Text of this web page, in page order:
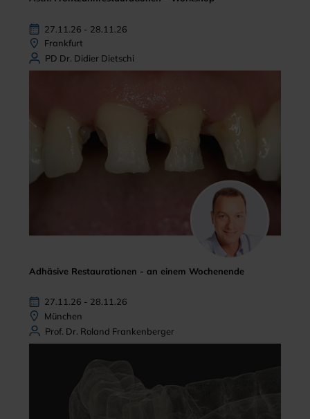
27.11.26 - 28.11.26
Frankfurt
PD Dr. Didier Dietschi
Adhäsive Restaurationen - an einem Wochenende
27.11.26 - 28.11.26
München
Prof. Dr. Roland Frankenberger